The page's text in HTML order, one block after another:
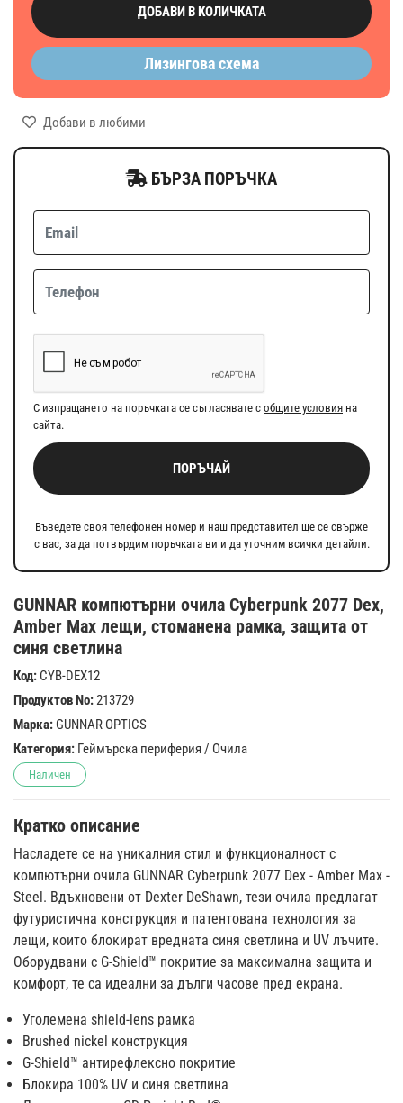
GUNNAR компютърни очила Cyberpunk 2077 Dex,
Amber Max лещи, стоманена рамка, защита от
синя светлина
Код: CYB-DEX12
Продуктов No:213729
Марка: GUNNAR OPTICS
Категория: Геймърска периферия / Очила
Наличен
Кратко описание
Насладете се на уникалния стил и функционалност с
компютърни очила GUNNAR Cyberpunk 2077 Dex - Amber Max -
Steel. Вдъхновени от Dexter DeShawn, тези очила предлагат
футуристична конструкция и патентована технология за
лещи, които блокират вредната синя светлина и UV лъчите.
Оборудвани с G-Shield™ покритие за максимална защита и
комфорт, те са идеални за дълги часове пред екрана.
Уголемена shield-lens рамка
Brushed nickel конструкция
G-Shield™ антирефлексно покритие
Блокира 100% UV и синя светлина
ДОБАВИ В КОЛИЧКАТА
Лизингова схема
Добави в любими
БЪРЗА ПОРЪЧКА
С изпращането на поръчката се съгласявате с общите условия на
сайта.
ПОРЪЧАЙ
Въведете своя телефонен номер и наш представител ще се свърже
с вас, за да потвърдим поръчката ви и да уточним всички детайли.